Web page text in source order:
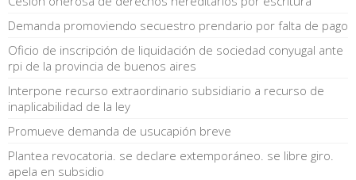
Demanda promoviendo secuestro prendario por falta de pago
Oficio de inscripción de liquidación de sociedad conyugal ante
rpi de la provincia de buenos aires
Interpone recurso extraordinario subsidiario a recurso de
inaplicabilidad de la ley
Promueve demanda de usucapión breve
Plantea revocatoria. se declare extemporáneo. se libre giro.
apela en subsidio